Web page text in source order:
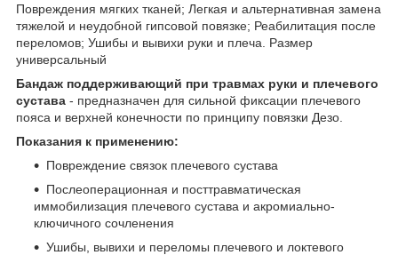
Повреждения мягких тканей; Легкая и альтернативная замена
тяжелой и неудобной гипсовой повязке; Реабилитация после
переломов; Ушибы и вывихи руки и плеча. Размер
универсальный
Бандаж поддерживающий при травмах руки и плечевого
сустава - предназначен для сильной фиксации плечевого
пояса и верхней конечности по принципу повязки Дезо.
Показания к применению:
Повреждение связок плечевого сустава
Послеоперационная и посттравматическая
иммобилизация плечевого сустава и акромиально-
ключичного сочленения
Ушибы, вывихи и переломы плечевого и локтевого